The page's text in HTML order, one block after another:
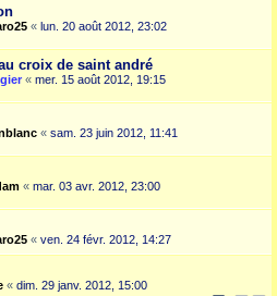
« lun. 20 août 2012, 23:02
croix de saint andré
« mer. 15 août 2012, 19:15
« sam. 23 juin 2012, 11:41
« mar. 03 avr. 2012, 23:00
« ven. 24 févr. 2012, 14:27
« dim. 29 janv. 2012, 15:00